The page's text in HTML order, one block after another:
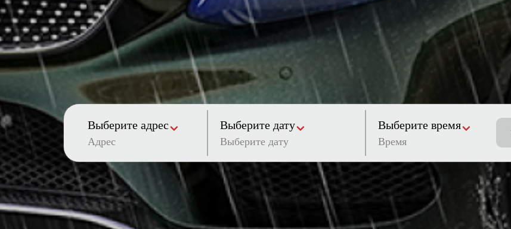
Выберите адрес
Адрес
Выберите дату Выберите время
Время